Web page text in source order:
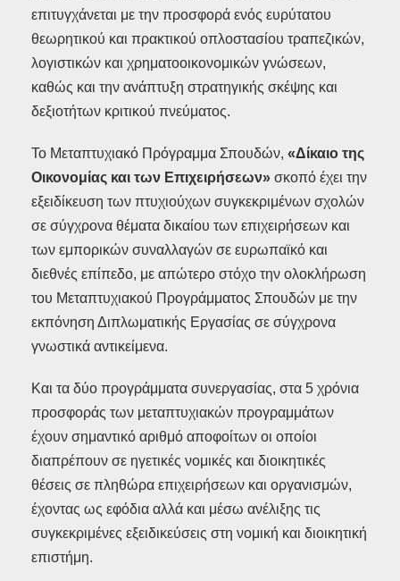
επιτυγχάνεται με την προσφορά ενός ευρύτατου
θεωρητικού και πρακτικού οπλοστασίου τραπεζικών,
λογιστικών και χρηματοοικονομικών γνώσεων,
καθώς και την ανάπτυξη στρατηγικής σκέψης και
δεξιοτήτων κριτικού πνεύματος.
Το Μεταπτυχιακό Πρόγραμμα Σπουδών, «Δίκαιο της
Οικονομίας και των Επιχειρήσεων» σκοπό έχει την
εξειδίκευση των πτυχιούχων συγκεκριμένων σχολών
σε σύγχρονα θέματα δικαίου των επιχειρήσεων και
των εμπορικών συναλλαγών σε ευρωπαϊκό και
διεθνές επίπεδο, με απώτερο στόχο την ολοκλήρωση
του Μεταπτυχιακού Προγράμματος Σπουδών με την
εκπόνηση Διπλωματικής Εργασίας σε σύγχρονα
γνωστικά αντικείμενα.
Και τα δύο προγράμματα συνεργασίας, στα 5 χρόνια
προσφοράς των μεταπτυχιακών προγραμμάτων
έχουν σημαντικό αριθμό αποφοίτων οι οποίοι
διαπρέπουν σε ηγετικές νομικές και διοικητικές
θέσεις σε πληθώρα επιχειρήσεων και οργανισμών,
έχοντας ως εφόδια αλλά και μέσω ανέλιξης τις
συγκεκριμένες εξειδικεύσεις στη νομική και διοικητική
επιστήμη.